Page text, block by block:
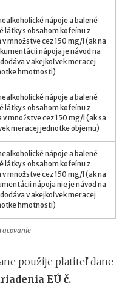
nápoje a balené
látky s obsahom kofeínu z
množstve cez 150 mg/l (ak na
nápoja je návod na
v akejkoľvek meracej
hmotnosti)
nápoje a balené
látky s obsahom kofeínu z
množstve cez 150 mg/l (ak sa
meracej jednotke objemu)
nápoje a balené
látky s obsahom kofeínu z
množstve cez 150 mg/l (ak na
nápoja nie je návod na
v akejkoľvek meracej
hmotnosti)
použije platiteľ dane
EÚ č.